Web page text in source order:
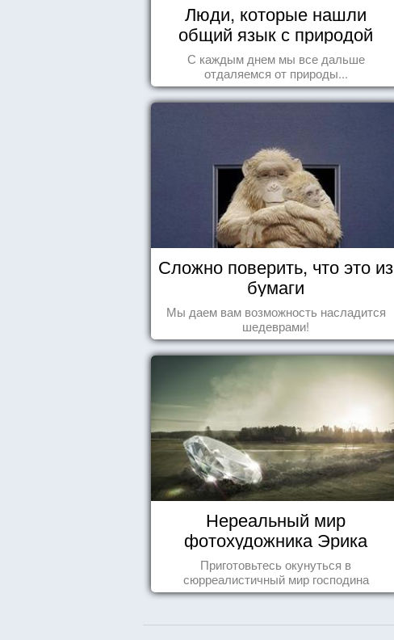
Люди, которые нашли
общий язык с природой
С каждым днем мы все дальше
отдаляемся от природы...
Сложно поверить, что это из
бумаги
Мы даем вам возможность насладится
шедеврами!
Нереальный мир
фотохудожника Эрика
Йоханссона
Приготовьтесь окунуться в
сюрреалистичный мир господина
Йоханссона